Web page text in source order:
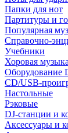
Папки для нот
Партитуры и
Популярная
Справочно-
Учебники
Хоровая музыка
Оборудование
CD/USB-
Настольные
Рэковые
DJ-станции и
Аксессуары и